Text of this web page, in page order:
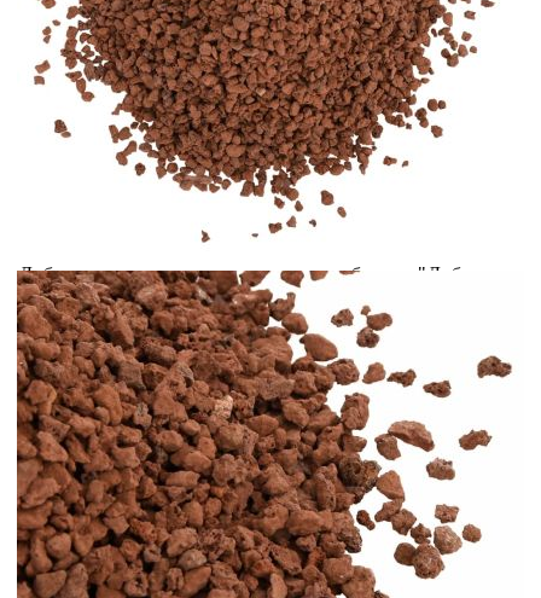
Acest tabel are caracter informativ. Adăugați produsul în
coșul de cumpărături unde veți putea selecta detaliile
cererii de creditare.
Предоставената таблица е с информационна цел.
Добавете продукта в количката си с бутона "Добави в
количката" и при поръчка ще можете да изберете броя
Добавете продукта в количката си с бутона "Добави в
количката" и при поръчка ще можете да изберете броя
вноски на кредита.
Предоставената таблица е с информационна цел.
Добавете продукта в количката си с бутона "Добави в
количката" и при поръчка ще можете да изберете броя
вноски на кредита.
Предоставената таблица е с информационна цел.
Добавете продукта в количката си с бутона "Добави в
количката" и при поръчка ще можете да изберете броя
вноски на кредита.